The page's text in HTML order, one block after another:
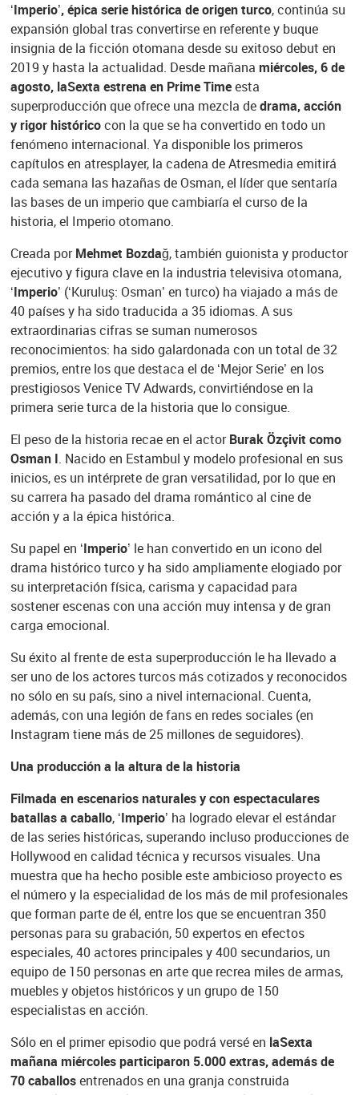
‘Imperio’, épica serie histórica de origen turco, continúa su
expansión global tras convertirse en referente y buque
insignia de la ficción otomana desde su exitoso debut en
2019 y hasta la actualidad. Desde mañana miércoles, 6 de
agosto, laSexta estrena en Prime Timeesta
superproducción que ofrece una mezcla dedrama, acción
y rigor históricocon la que se ha convertido en todo un
fenómeno internacional. Ya disponible los primeros
capítulos en atresplayer, la cadena de Atresmedia emitirá
cada semana las hazañas de Osman, el líder que sentaría
las bases de un imperio que cambiaría el curso de la
historia, el Imperio otomano.
Creada porMehmet Bozdağ, también guionista y productor
ejecutivo y figura clave en la industria televisiva otomana,
‘Imperio’ (‘Kuruluş: Osman’ en turco) ha viajado a más de
40 países y ha sido traducida a 35 idiomas. A sus
extraordinarias cifras se suman numerosos
reconocimientos: ha sido galardonada con un total de 32
premios, entre los que destaca el de ‘Mejor Serie’ en los
prestigiosos Venice TV Adwards, convirtiéndose en la
primera serie turca de la historia que lo consigue.
El peso de la historia recae en el actorBurak Özçivit como
Osman I. Nacido en Estambul y modelo profesional en sus
inicios, es un intérprete de gran versatilidad, por lo que en
su carrera ha pasado del drama romántico al cine de
acción y a la épica histórica.
Su papel en ‘Imperio’ le han convertido en un icono del
drama histórico turco y ha sido ampliamente elogiado por
su interpretación física, carisma y capacidad para
sostener escenas con una acción muy intensa y de gran
carga emocional.
Su éxito al frente de esta superproducción le ha llevado a
ser uno de los actores turcos más cotizados y reconocidos
no sólo en su país, sino a nivel internacional. Cuenta,
además, con una legión de fans en redes sociales (en
Instagram tiene más de 25 millones de seguidores).
Una producción a la altura de la historia
Filmada en escenarios naturales y con espectaculares
batallas a caballo, ‘Imperio’ ha logrado elevar el estándar
de las series históricas, superando incluso producciones de
Hollywood en calidad técnica y recursos visuales. Una
muestra que ha hecho posible este ambicioso proyecto es
el número y la especialidad de los más de mil profesionales
que forman parte de él, entre los que se encuentran 350
personas para su grabación, 50 expertos en efectos
especiales, 40 actores principales y 400 secundarios, un
equipo de 150 personas en arte que recrea miles de armas,
muebles y objetos históricos y un grupo de 150
especialistas en acción.
Sólo en el primer episodio que podrá versé en laSexta
mañana miércoles participaron 5.000 extras, además de
70 caballosentrenados en una granja construida